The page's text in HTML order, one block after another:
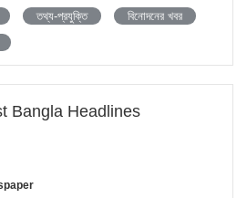
তথ্য-প্রযুক্তি
বিনোদনের খবর
Bangla Headlines